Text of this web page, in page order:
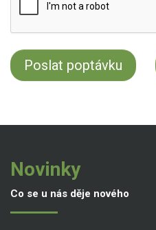
Novinky
Co se u nás děje nového